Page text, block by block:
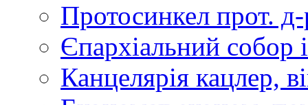
Протосинкел прот.
Єпархіальний собор
Канцелярія кацлер,